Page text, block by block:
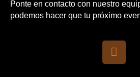
Ponte en contacto con nuestro
podemos hacer que tu próximo